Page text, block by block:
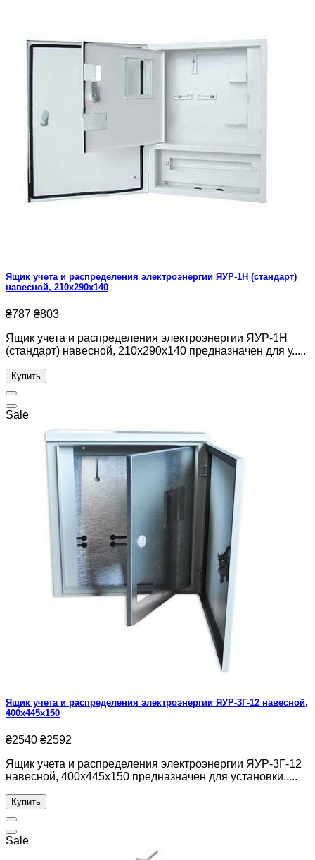
Ящик учета и распределения электроэнергии ЯУР-1Н (стандарт)
навесной, 210x290x140
₴787 ₴803
Ящик учета и распределения электроэнергии ЯУР-1Н
(стандарт) навесной, 210x290x140 предназначен для у.....
Купить
Sale
Ящик учета и распределения электроэнергии ЯУР-3Г-12 навесной,
400x445x150
₴2540 ₴2592
Ящик учета и распределения электроэнергии ЯУР-3Г-12
навесной, 400x445x150 предназначен для установки.....
Купить
Sale